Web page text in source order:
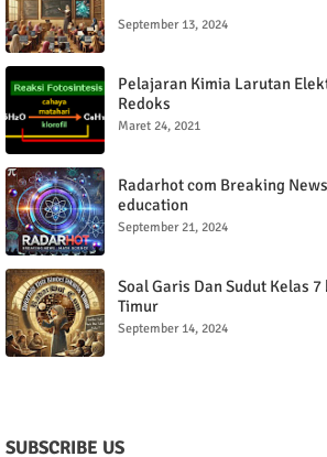
Tutorial MikroTik dari A
Pelajaran Kimia Larutan
Redoks
Radarhot com Breaking News
education
Soal Garis Dan Sudut Kelas 7
Timur